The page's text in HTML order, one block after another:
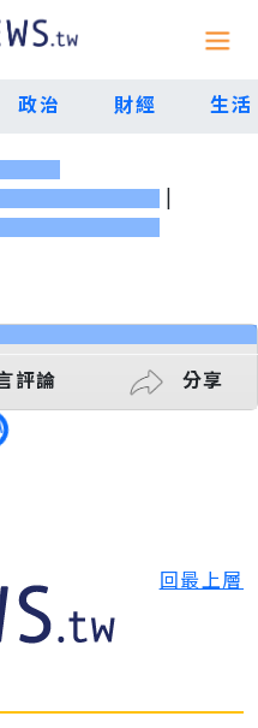
政治 財經 生活
|
評論 分享
回最上層